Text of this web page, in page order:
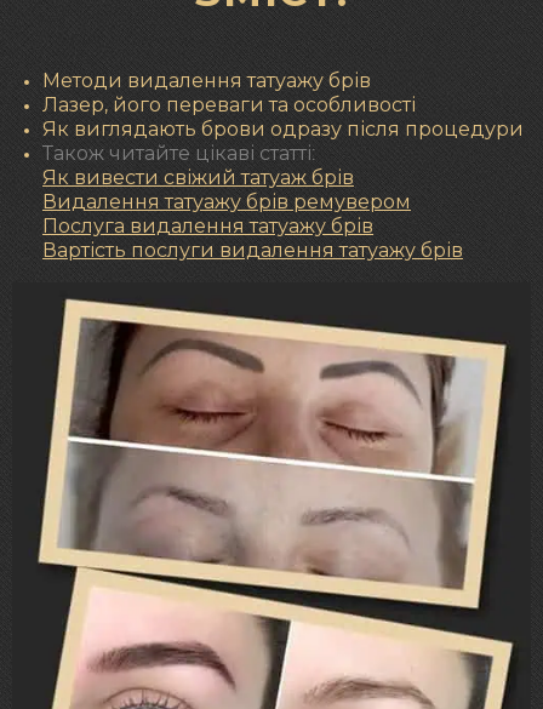
Методи видалення татуажу брів
Лазер, його переваги та особливості
Як виглядають брови одразу після процедури
Також читайте цікаві статті:
Як вивести свіжий татуаж брів
Видалення татуажу брів ремувером
Послуга видалення татуажу брів
Вартість послуги видалення татуажу брів